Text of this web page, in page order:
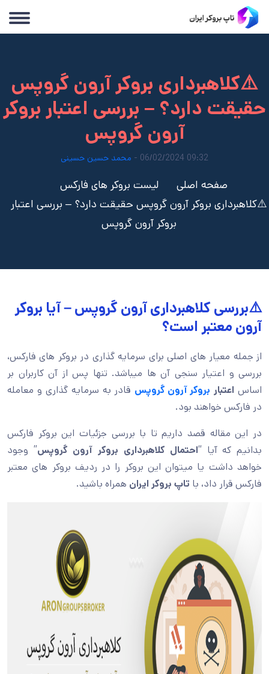
⚠️کلاهبرداری بروکر آرون گروپس
حقیقت دارد؟ – بررسی اعتبار بروکر
آرون گروپس
09:32 06/02/2024 - محمد حسین حسینی
صفحه اصلی
لیست بروکر های فارکس
⚠️کلاهبرداری بروکر آرون گروپس حقیقت دارد؟ – بررسی اعتبار
بروکر آرون گروپس
⚠️بررسی کلاهبرداری آرون گروپس – آیا بروکر
آرون معتبر است؟
از جمله معیار های اصلی برای سرمایه گذاری در بروکر های فارکس،
بررسی و اعتیار سنجی آن ها میباشد. تنها پس از آن کاربران بر
اساس اعتبار بروکر آرون گروپس قادر به سرمایه گذاری و معامله
در فارکس خواهند بود.
در این مقاله قصد داریم تا با بررسی جزئیات این بروکر فارکس
بدانیم که آیا “احتمال کلاهبرداری بروکر آرون گروپس” وجود
خواهد داشت یا میتوان این بروکر را در ردیف بروکر های معتبر
فارکس قرار داد، با تاپ بروکر ایران همراه باشید.